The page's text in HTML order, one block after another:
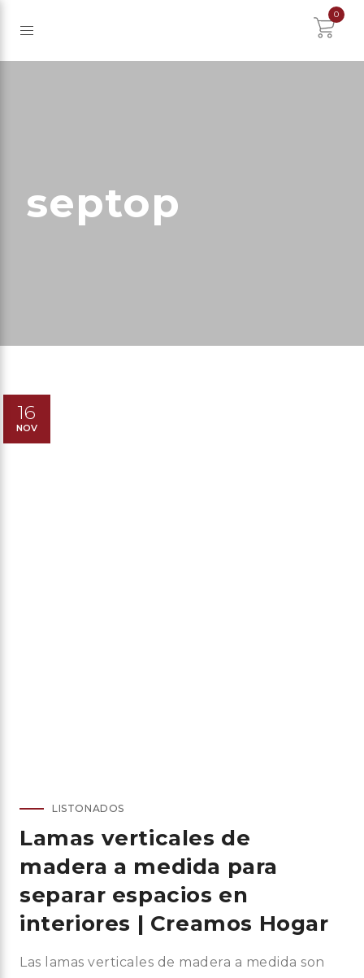
0
septop
16
NOV
LISTONADOS
Lamas verticales de
madera a medida para
separar espacios en
interiores | Creamos Hogar
Las lamas verticales de madera a medida son